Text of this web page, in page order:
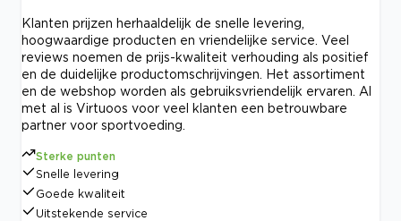
Klanten prijzen herhaaldelijk de snelle levering,
hoogwaardige producten en vriendelijke service. Veel
reviews noemen de prijs-kwaliteit verhouding als positief
en de duidelijke productomschrijvingen. Het assortiment
en de webshop worden als gebruiksvriendelijk ervaren. Al
met al is Virtuoos voor veel klanten een betrouwbare
partner voor sportvoeding.
Sterke punten
Snelle levering
Goede kwaliteit
Uitstekende service